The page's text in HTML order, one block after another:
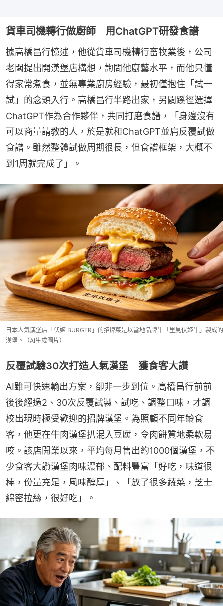
貨車司機轉行做廚師 用ChatGPT研發食譜
據高橋昌行憶述，他從貨車司機轉行畜牧業後，公司
老闆提出開漢堡店構想，詢問他廚藝水平，而他只懂
得家常煮食，並無專業廚房經驗，最初僅抱住「試一
試」的念頭入行。高橋昌行半路出家，另闢蹊徑選擇
ChatGPT作為合作夥伴，共同打磨食譜，「身邊沒有
可以商量請教的人，於是就和ChatGPT並肩反覆試做
食譜。雖然整體試做周期很長，但食譜框架，大概不
到1周就完成了」。
日本人氣漢堡店「伏姬 BURGER」的招牌菜是以當地品牌牛「里見伏姬牛」製成的
漢堡。（AI生成圖片）
反覆試驗30次打造人氣漢堡 獲食客大讚
AI雖可快速輸出方案，卻非一步到位。高橋昌行前前
後後經過2、30次反覆試製、試吃、調整口味，才調
校出現時極受歡迎的招牌漢堡。為照顧不同年齡食
客，他更在牛肉漢堡扒混入豆腐，令肉餅質地柔軟易
咬。該店開業以來，平均每月售出約1000個漢堡，不
少食客大讚漢堡肉味濃郁、配料豐富「好吃，味道很
棒，份量充足，風味醇厚」、「放了很多蔬菜，芝士
綿密拉絲，很好吃」。